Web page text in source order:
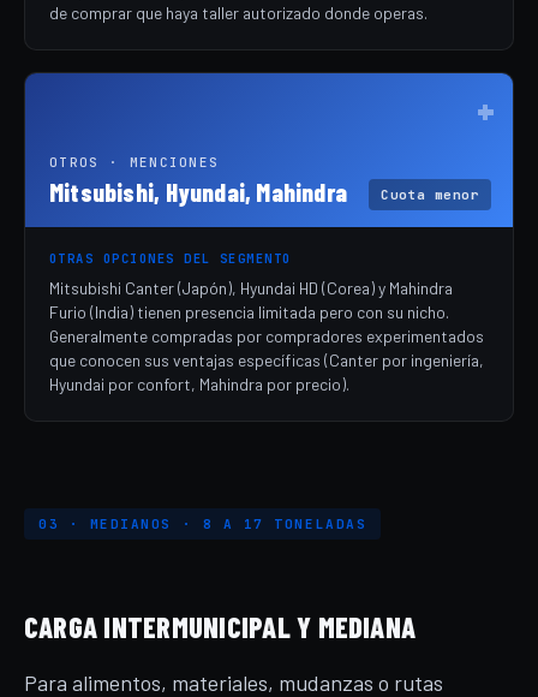
de comprar que haya taller autorizado donde operas.
+
OTROS · MENCIONES
Mitsubishi, Hyundai, Mahindra Cuota menor
OTRAS OPCIONES DEL SEGMENTO
Mitsubishi Canter (Japón), Hyundai HD (Corea) y Mahindra
Furio (India) tienen presencia limitada pero con su nicho.
Generalmente compradas por compradores experimentados
que conocen sus ventajas específicas (Canter por ingeniería,
Hyundai por confort, Mahindra por precio).
03 · MEDIANOS · 8 A 17 TONELADAS
CARGA INTERMUNICIPAL Y MEDIANA
Para alimentos, materiales, mudanzas o rutas